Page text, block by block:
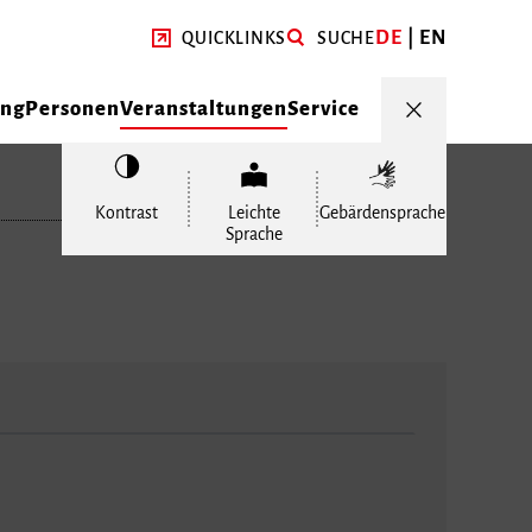
QUICKLINKS SUCHEDE EN
PersonenVeranstaltungenService
Kontrast
Leichte
Sprache
Gebärdensprache